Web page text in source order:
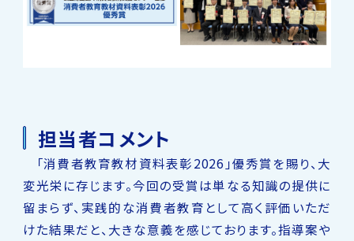
担当者コメント
「消費者教育教材資料表彰2026」優秀賞を賜り、大
変光栄に存じます。今回の受賞は単なる知識の提供に
留まらず、実践的な消費者教育として高く評価いただ
けた結果だと、大きな意義を感じております。指導案や